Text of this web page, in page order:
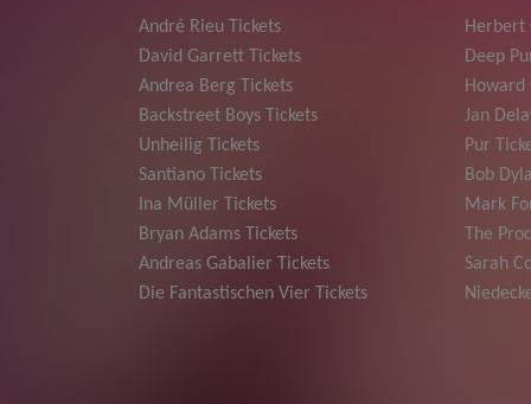
André Rieu Tickets
David Garrett Tickets
Andrea Berg Tickets
Backstreet Boys Tickets
Unheilig Tickets
Santiano Tickets
Ina Müller Tickets
Bryan Adams Tickets
Andreas Gabalier Tickets
Die Fantastischen Vier Tickets
Herbert
Deep
Howard
Jan
Pur
Bob
Mark
The
Sarah